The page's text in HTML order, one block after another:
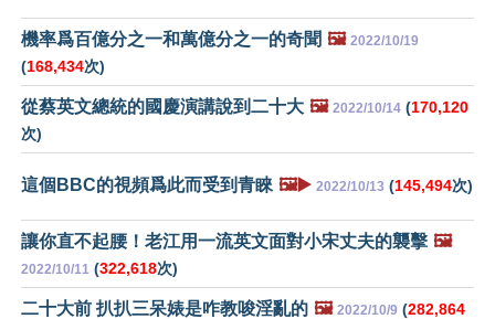
機率爲百億分之一和萬億分之一的奇聞 🖼️ 2022/10/19
(168,434次)
從蔡英文總統的國慶演講說到二十大 🖼️ 2022/10/14 (170,120
次)
這個BBC的視頻爲此而受到青睞 🖼️▶️ 2022/10/13 (145,494次)
讓你直不起腰！老江用一流英文面對小宋丈夫的襲擊 🖼️
2022/10/11 (322,618次)
二十大前 扒扒三呆婊是咋教唆淫亂的 🖼️ 2022/10/9 (282,864